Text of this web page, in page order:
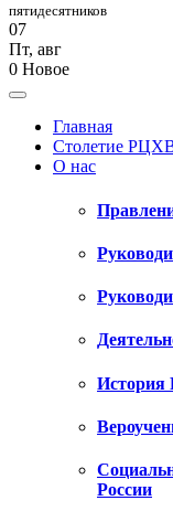
пятидесятников
07
Пт, авг
0 Новое
Главная
Столетие
О нас
России